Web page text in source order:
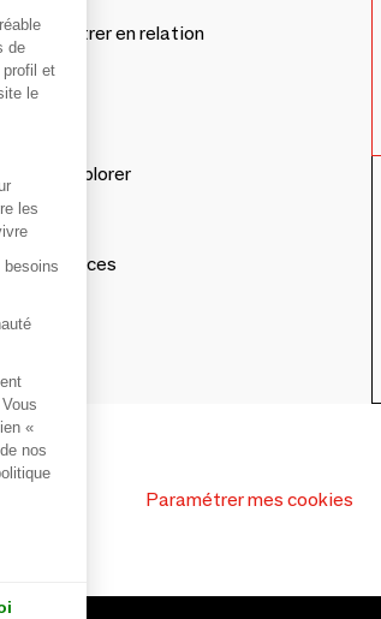
et de rentrer en relation
à explorer
tendances
Paramétrer mes cookies
de
profil et
le
les
«
nos